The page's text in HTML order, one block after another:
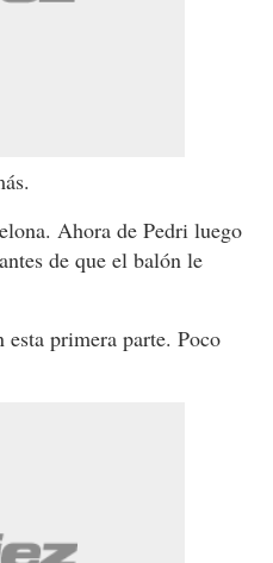
Ahora de Pedri luego
de que el balón le
primera parte. Poco